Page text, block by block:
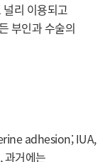
리 이용되고
부인과 수술의
adhesion; IUA,
거에는